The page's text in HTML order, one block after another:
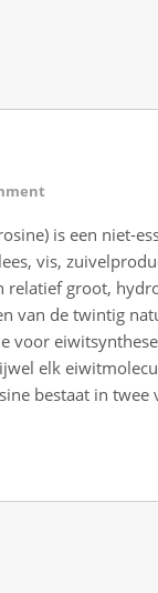
is een niet-
vis,
relatief groot,
van de twintig
voor
elk
bestaat in